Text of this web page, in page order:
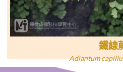
鐵線
Adiantum